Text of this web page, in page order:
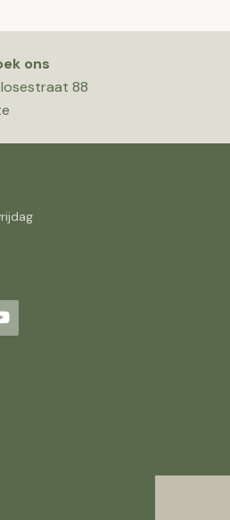
ons
88